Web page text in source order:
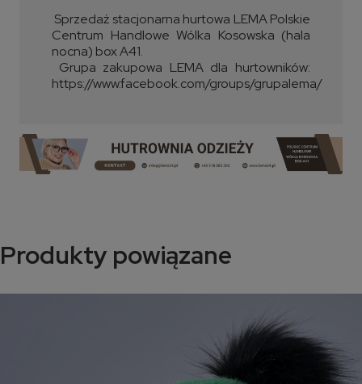
Sprzedaż stacjonarna hurtowa LEMA Polskie
Centrum Handlowe Wólka Kosowska (hala
nocna) box A41.
Grupa zakupowa LEMA dla hurtowników:
https://www.facebook.com/groups/grupalema/
Produkty powiązane